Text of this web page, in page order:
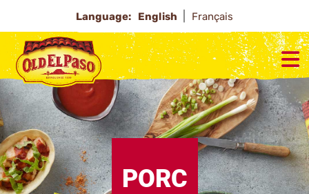
Language: English Français
PORC